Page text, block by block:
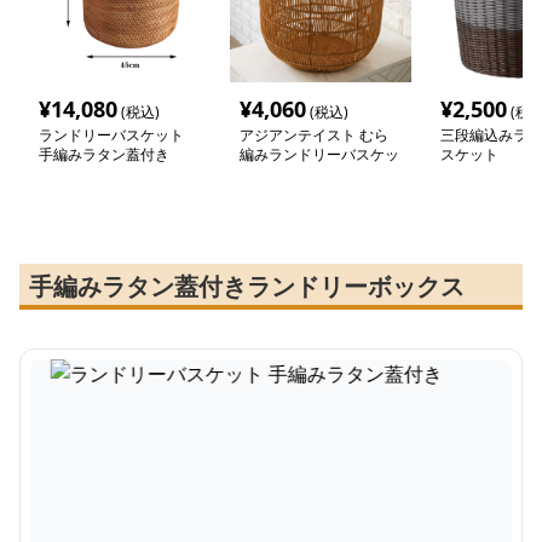
¥14,080(税込)
ランドリーバスケット
手編みラタン蓋付き
¥4,060(税込)
アジアンテイスト むら
編みランドリーバスケッ
¥2,500(税
三段編込みラ
スケット
手編みラタン蓋付きランドリーボックス